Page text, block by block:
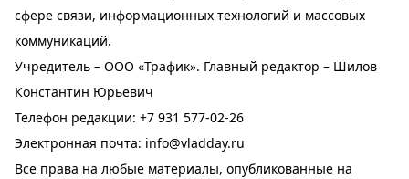
сфере связи, информационных технологий и массовых
коммуникаций.
Учредитель – ООО «Трафик». Главный редактор – Шилов
Константин Юрьевич
Телефон редакции: +7 931 577-02-26
Электронная почта: info@vladday.ru
Все права на любые материалы, опубликованные на